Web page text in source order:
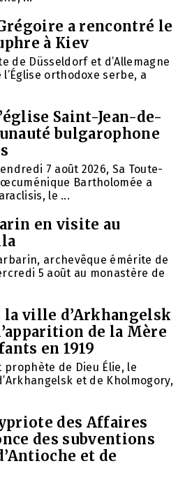
a rencontré le
à Kiev
de Düsseldorf et d’Allemagne
orthodoxe serbe, a
Saint-Jean-de-
bulgarophone
7 août 2026, Sa Toute-
Bartholomée a
le ...
en visite au
archevêque émérite de
5 août au monastère de
la ville d’Arkhangelsk
de la Mère
en 1919
prophète de Dieu Élie, le
et de Kholmogory,
des Affaires
des subventions
et de